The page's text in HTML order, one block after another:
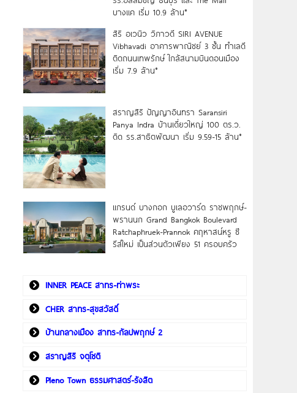
บางแค เริ่ม 10.9 ล้าน*
สิริ อเวนิว วิภาวดี SIRI AVENUE
Vibhavadi อาคารพาณิชย์ 3 ชั้น ทำเลดี
ติดถนนเทพรักษ์ ใกล้สนามบินดอนเมือง
เริ่ม 7.9 ล้าน*
สราญสิริ ปัญญาอินทรา Saransiri
Panya Indra บ้านเดี่ยวใหญ่ 100 ตร.ว.
ดิด รร.สาธิตพัฒนา เริ่ม 9.59-15 ล้าน*
แกรนด์ บางกอก บูเลอวาร์ด ราชพฤกษ์-
พรานนก Grand Bangkok Boulevard
Ratchaphruek-Prannok คฤหาสน์หรู ซี
รีส์ใหม่ เป็นส่วนตัวเพียง 51 ครอบครัว
INNER PEACE สาทร-ท่าพระ
CHER สาทร-สุขสวัสดิ์
บ้านกลางเมือง สาทร-กัลปพฤกษ์ 2
สราญสิริ จตุโชติ
Pleno Town ธรรมศาสตร์-รังสิต